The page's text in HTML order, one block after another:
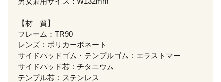
【材 質】
フレーム：TR90
レンズ：ポリカーボネート
サイドパッドゴム・テンプルゴム：エラストマー
サイドパッド芯：チタニウム
テンプル芯：ステンレス